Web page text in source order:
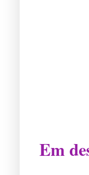
Em